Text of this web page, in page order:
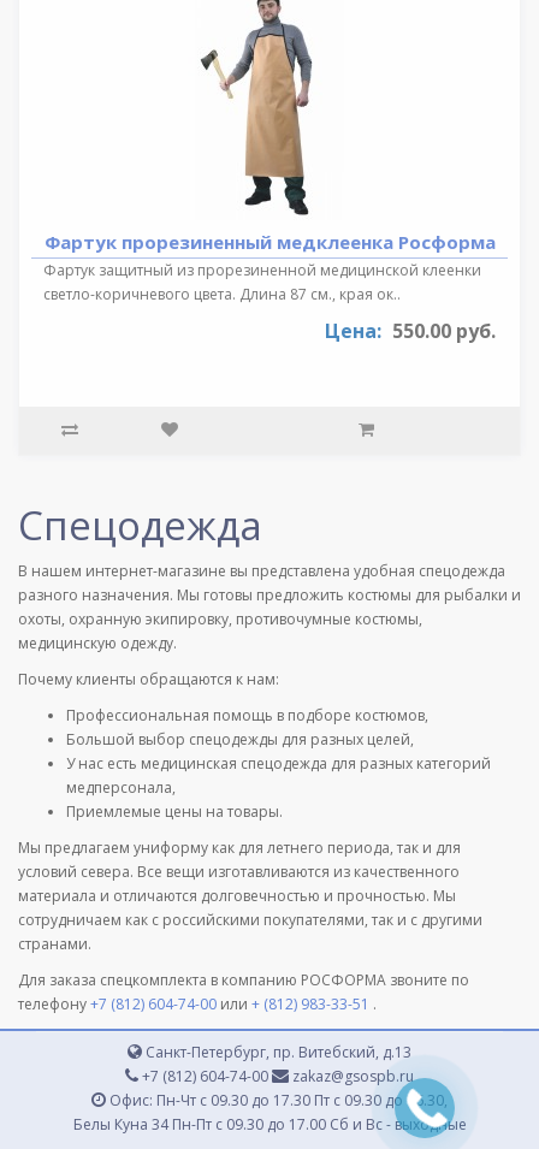
Фартук прорезиненный медклеенка Росформа
Фартук защитный из прорезиненной медицинской клеенки
светло-коричневого цвета. Длина 87 см., края ок..
Цена: 550.00 руб.
Спецодежда
В нашем интернет-магазине вы представлена удобная спецодежда
разного назначения. Мы готовы предложить костюмы для рыбалки и
охоты, охранную экипировку, противочумные костюмы,
медицинскую одежду.
Почему клиенты обращаются к нам:
Профессиональная помощь в подборе костюмов,
Большой выбор спецодежды для разных целей,
У нас есть медицинская спецодежда для разных категорий
медперсонала,
Приемлемые цены на товары.
Мы предлагаем униформу как для летнего периода, так и для
условий севера. Все вещи изготавливаются из качественного
материала и отличаются долговечностью и прочностью. Мы
сотрудничаем как с российскими покупателями, так и с другими
странами.
Для заказа спецкомплекта в компанию РОСФОРМА звоните по
телефону+7 (812) 604-74-00 или + (812) 983-33-51 .
Санкт-Петербург, пр. Витебский, д.13
+7 (812) 604-74-00
zakaz@gsospb.ru
Офис: Пн-Чт с 09.30 до 17.30 Пт с 09.30 до 16.30,
Белы Куна 34 Пн-Пт с 09.30 до 17.00 Сб и Вс - выходные